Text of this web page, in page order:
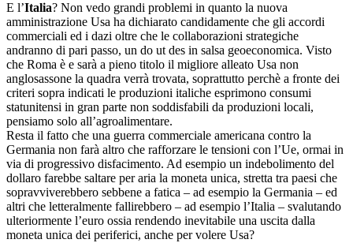
E l’Italia? Non vedo grandi problemi in quanto la nuova
amministrazione Usa ha dichiarato candidamente che gli accordi
commerciali ed i dazi oltre che le collaborazioni strategiche
andranno di pari passo, un do ut des in salsa geoeconomica. Visto
che Roma è e sarà a pieno titolo il migliore alleato Usa non
anglosassone la quadra verrà trovata, soprattutto perchè a fronte dei
criteri sopra indicati le produzioni italiche esprimono consumi
statunitensi in gran parte non soddisfabili da produzioni locali,
pensiamo solo all’agroalimentare.
Resta il fatto che una guerra commerciale americana contro la
Germania non farà altro che rafforzare le tensioni con l’Ue, ormai in
via di progressivo disfacimento. Ad esempio un indebolimento del
dollaro farebbe saltare per aria la moneta unica, stretta tra paesi che
sopravviverebbero sebbene a fatica – ad esempio la Germania – ed
altri che letteralmente fallirebbero – ad esempio l’Italia – svalutando
ulteriormente l’euro ossia rendendo inevitabile una uscita dalla
moneta unica dei periferici, anche per volere Usa?